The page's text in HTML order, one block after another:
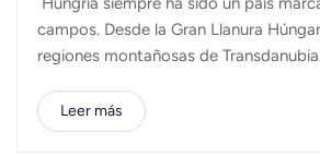
campos. Desde la Gran Llanura
regiones montañosas de
vida cotidiana. Más de la mitad del
dedica a la agricultura, y cultivos
Leer más